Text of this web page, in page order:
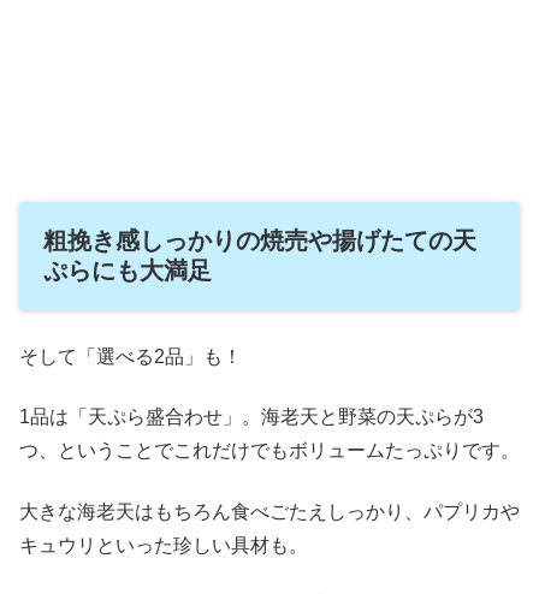
粗挽き感しっかりの焼売や揚げたての天
ぷらにも大満足
そして「選べる2品」も！
1品は「天ぷら盛合わせ」。海老天と野菜の天ぷらが3
つ、ということでこれだけでもボリュームたっぷりです。
大きな海老天はもちろん食べごたえしっかり、パプリカや
キュウリといった珍しい具材も。